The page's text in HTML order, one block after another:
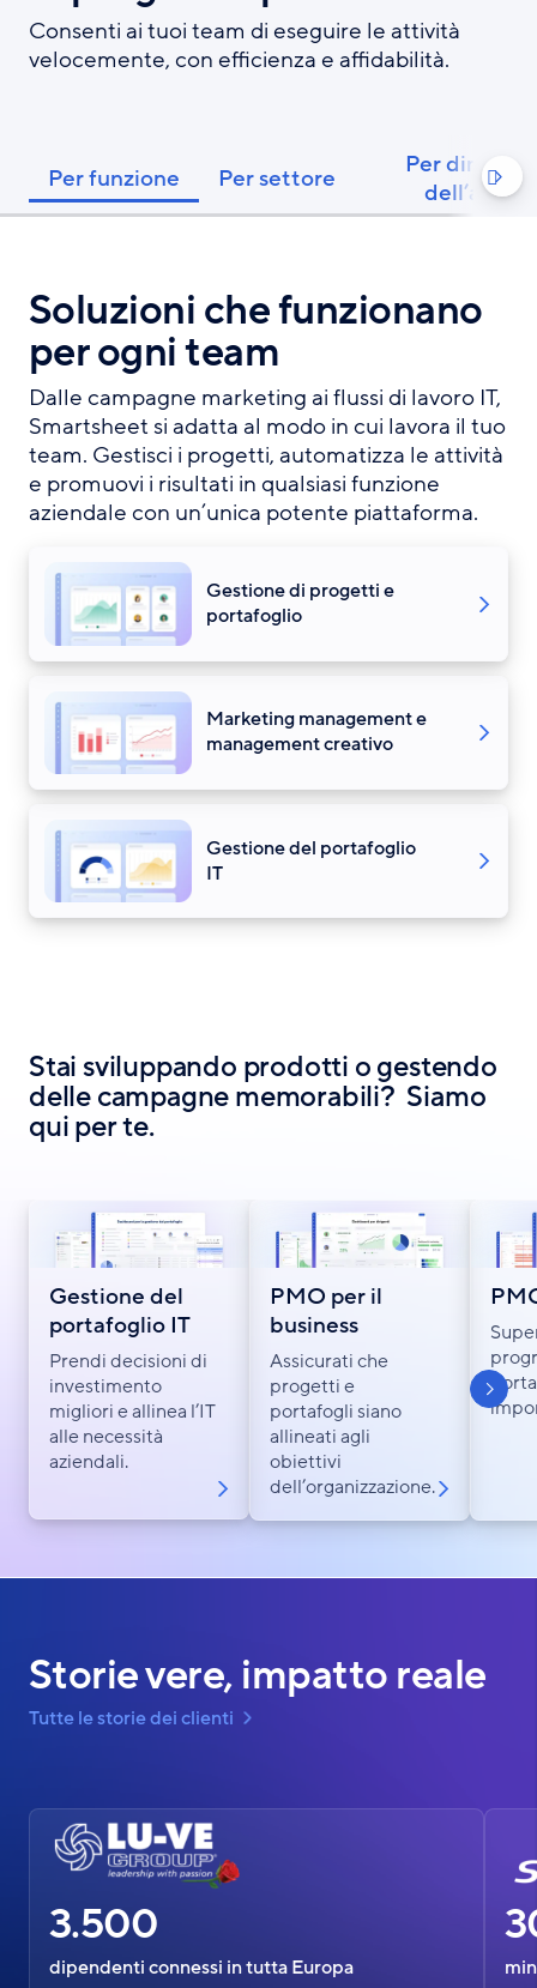
Consenti ai tuoi team di eseguire le attività
velocemente, con efficienza e affidabilità.
Per funzione Per settore
Per

Soluzioni che funzionano
per ogni team
Dalle campagne marketing ai flussi di lavoro IT,
Smartsheet si adatta al modo in cui lavora il tuo
team. Gestisci i progetti, automatizza le attività
e promuovi i risultati in qualsiasi funzione
aziendale con un’unica potente piattaforma.
Gestione di progetti e
portafoglio
Marketing management e
management creativo
Gestione del portafoglio
IT
Stai sviluppando prodotti o gestendo
delle campagne memorabili? Siamo
qui per te.
Gestione del
portafoglio IT
Prendi decisioni di
investimento
migliori e allinea l’IT
alle necessità
aziendali.
PMO per il
business
Assicurati che
progetti e
portafogli siano
allineati agli
obiettivi
dell’organizzazione.
S
h
o
w
n
e
x
s
l
i
d
Storie vere, impatto reale
Tutte le storie dei clienti
3.500
dipendenti connessi in tutta Europa